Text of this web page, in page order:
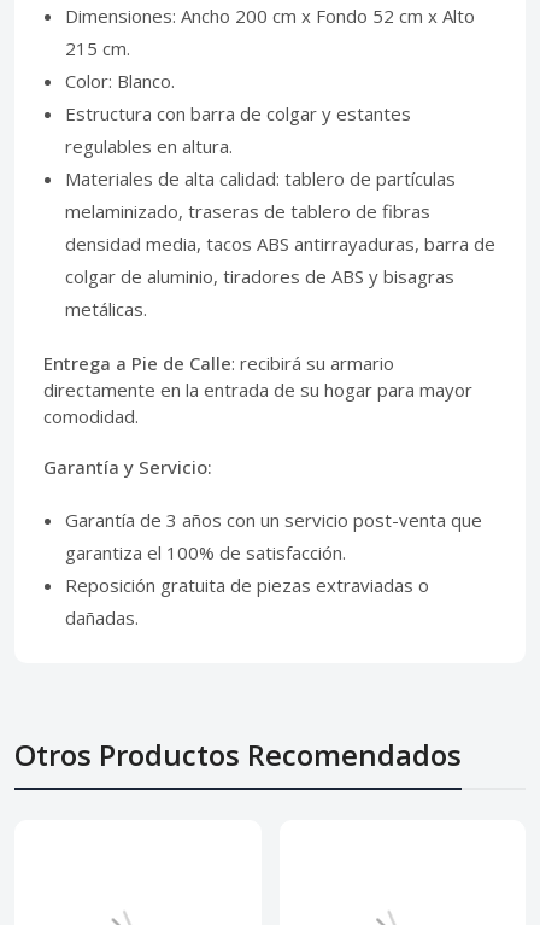
Dimensiones: Ancho 200 cm x Fondo 52 cm x Alto
215 cm.
Color: Blanco.
Estructura con barra de colgar y estantes
regulables en altura.
Materiales de alta calidad: tablero de partículas
melaminizado, traseras de tablero de fibras
densidad media, tacos ABS antirrayaduras, barra de
colgar de aluminio, tiradores de ABS y bisagras
metálicas.
Entrega a Pie de Calle: recibirá su armario
directamente en la entrada de su hogar para mayor
comodidad.
Garantía y Servicio:
Garantía de 3 años con un servicio post-venta que
garantiza el 100% de satisfacción.
Reposición gratuita de piezas extraviadas o
dañadas.
Otros Productos Recomendados